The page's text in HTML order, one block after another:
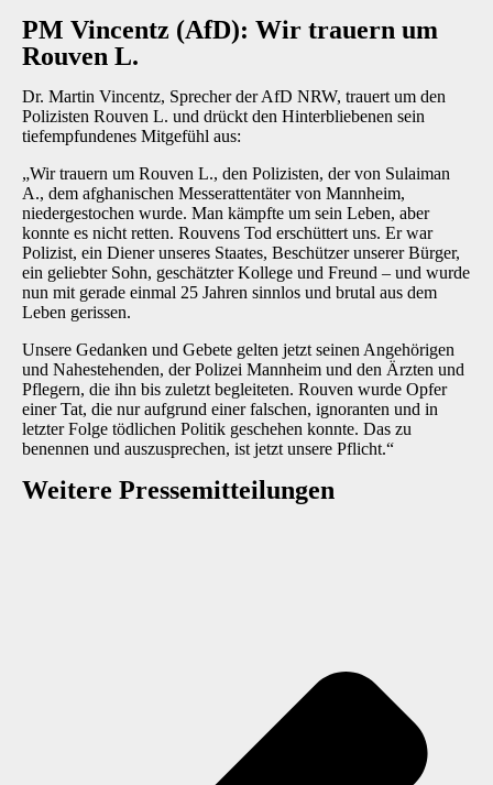
PM Vincentz (AfD): Wir trauern um
Rouven L.
Dr. Martin Vincentz, Sprecher der AfD NRW, trauert um den
Polizisten Rouven L. und drückt den Hinterbliebenen sein
tiefempfundenes Mitgefühl aus:
„Wir trauern um Rouven L., den Polizisten, der von Sulaiman
A., dem afghanischen Messerattentäter von Mannheim,
niedergestochen wurde. Man kämpfte um sein Leben, aber
konnte es nicht retten. Rouvens Tod erschüttert uns. Er war
Polizist, ein Diener unseres Staates, Beschützer unserer Bürger,
ein geliebter Sohn, geschätzter Kollege und Freund – und wurde
nun mit gerade einmal 25 Jahren sinnlos und brutal aus dem
Leben gerissen.
Unsere Gedanken und Gebete gelten jetzt seinen Angehörigen
und Nahestehenden, der Polizei Mannheim und den Ärzten und
Pflegern, die ihn bis zuletzt begleiteten. Rouven wurde Opfer
einer Tat, die nur aufgrund einer falschen, ignoranten und in
letzter Folge tödlichen Politik geschehen konnte. Das zu
benennen und auszusprechen, ist jetzt unsere Pflicht.“
Weitere Presse­mitteilungen